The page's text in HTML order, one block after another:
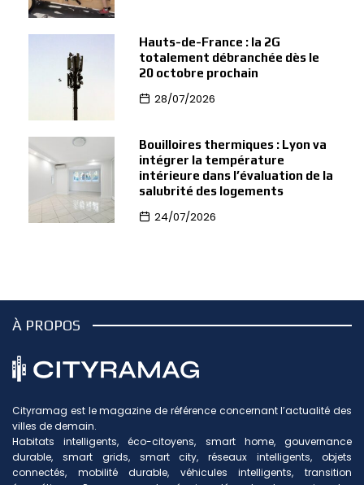
Hauts-de-France : la 2G
totalement débranchée dès le
20 octobre prochain
28/07/2026
Bouilloires thermiques : Lyon va
intégrer la température
intérieure dans l’évaluation de la
salubrité des logements
24/07/2026
À PROPOS
Cityramag est le magazine de référence concernant l’actualité des
villes de demain.
Habitats intelligents, éco-citoyens, smart home, gouvernance
durable, smart grids, smart city, réseaux intelligents, objets
connectés, mobilité durable, véhicules intelligents, transition